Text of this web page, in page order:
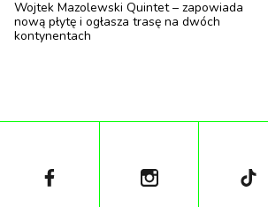
Wojtek Mazolewski Quintet – zapowiada
nową płytę i ogłasza trasę na dwóch
kontynentach